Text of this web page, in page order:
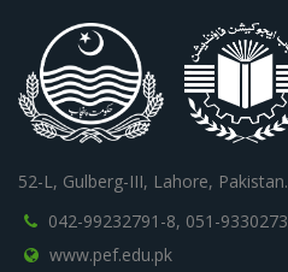
52-L, Gulberg-III, Lahore, Pakistan.
042-99232791-8, 051-9330273
www.pef.edu.pk